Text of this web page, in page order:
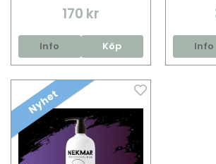
170 kr
Info Köp Info
Nyhet